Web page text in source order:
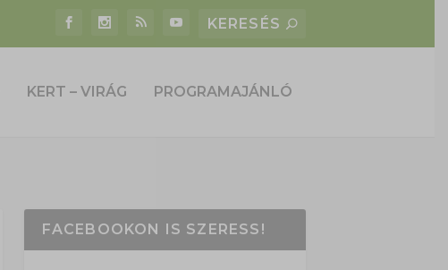
KERT – VIRÁG PROGRAMAJÁNLÓ
FACEBOOKON IS SZERESS!